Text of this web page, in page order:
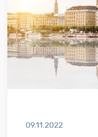
den
Volksinitiativen
ist
eine
„dramatische
09.11.2022